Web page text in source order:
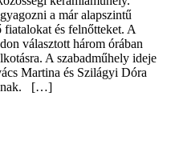
a már alapszintű
fiatalokat és felnőtteket. A
választott három órában
A szabadműhely ideje
Martina és Szilágyi Dóra
[…]